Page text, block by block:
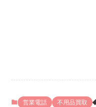
営業電話 不用品買取